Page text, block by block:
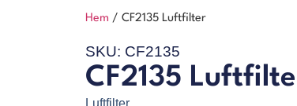
Hem / CF2135 Luftfilter
SKU: CF2135
CF2135